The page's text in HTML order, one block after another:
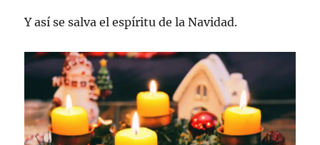
Y así se salva el espíritu de la Navidad.